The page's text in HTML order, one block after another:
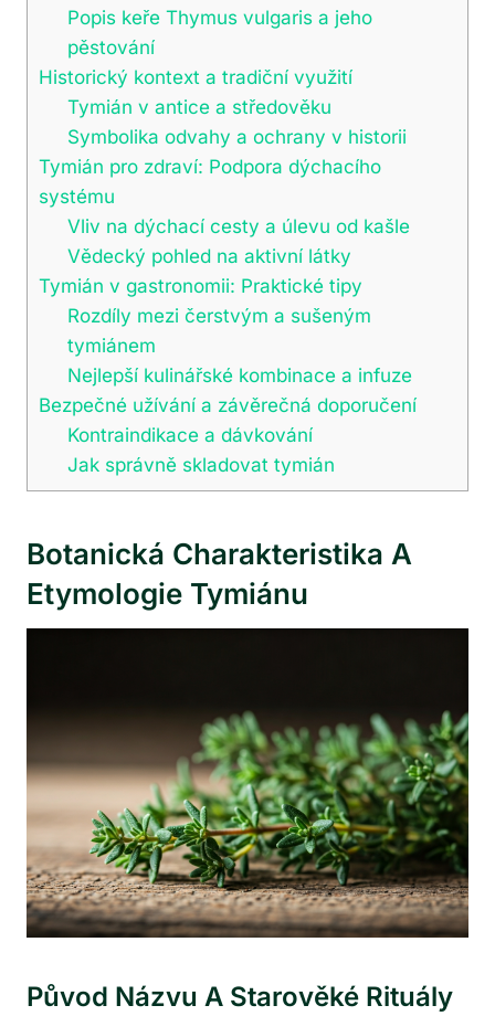
Popis keře Thymus vulgaris a jeho
pěstování
Historický kontext a tradiční využití
Tymián v antice a středověku
Symbolika odvahy a ochrany v historii
Tymián pro zdraví: Podpora dýchacího
systému
Vliv na dýchací cesty a úlevu od kašle
Vědecký pohled na aktivní látky
Tymián v gastronomii: Praktické tipy
Rozdíly mezi čerstvým a sušeným
tymiánem
Nejlepší kulinářské kombinace a infuze
Bezpečné užívání a závěrečná doporučení
Kontraindikace a dávkování
Jak správně skladovat tymián
Botanická Charakteristika A
Etymologie Tymiánu
Původ Názvu A Starověké Rituály